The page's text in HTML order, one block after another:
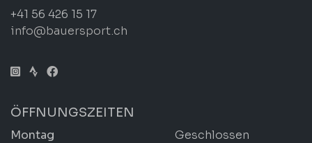
+41 56 426 15 17
info@bauersport.ch
ÖFFNUNGSZEITEN
Montag
Geschlossen